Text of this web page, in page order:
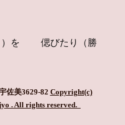
）を 偲びたり（勝
佐美3629-82 Copyright(c)
. All rights reserved.